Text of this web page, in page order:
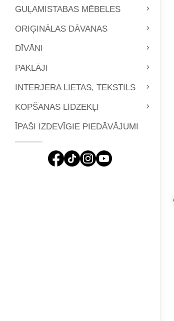
GUĻAMISTABAS MĒBELES
ORIĢINĀLAS DĀVANAS
DĪVĀNI
PAKLĀJI
INTERJERA LIETAS, TEKSTILS
KOPŠANAS LĪDZEKĻI
ĪPAŠI IZDEVĪGIE PIEDĀVĀJUMI